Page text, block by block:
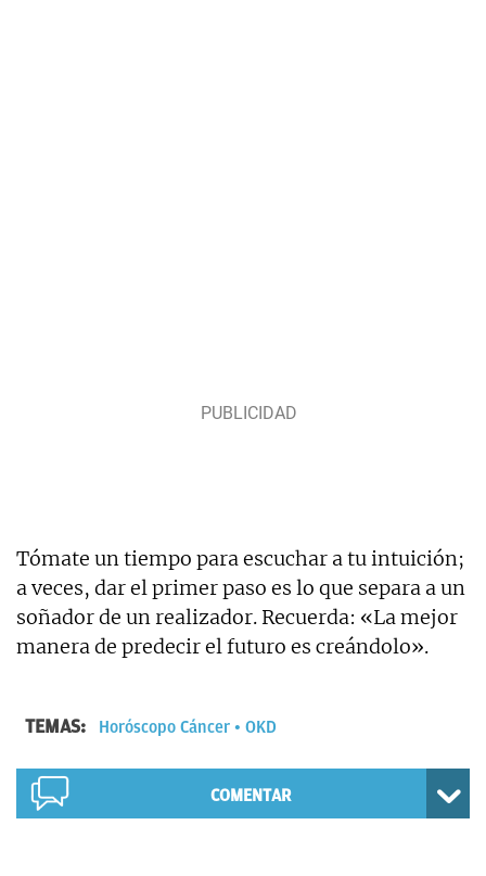
Tómate un tiempo para escuchar a tu intuición;
a veces, dar el primer paso es lo que separa a un
soñador de un realizador. Recuerda: «La mejor
manera de predecir el futuro es creándolo».
TEMAS: Horóscopo Cáncer OKD
COMENTAR